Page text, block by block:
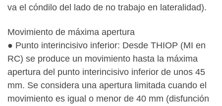
va el cóndilo del lado de no trabajo en lateralidad).
Movimiento de máxima apertura
● Punto interincisivo inferior: Desde THIOP (MI en
RC) se produce un movimiento hasta la máxima
apertura del punto interincisivo inferior de unos 45
mm. Se considera una apertura limitada cuando el
movimiento es igual o menor de 40 mm (disfunción